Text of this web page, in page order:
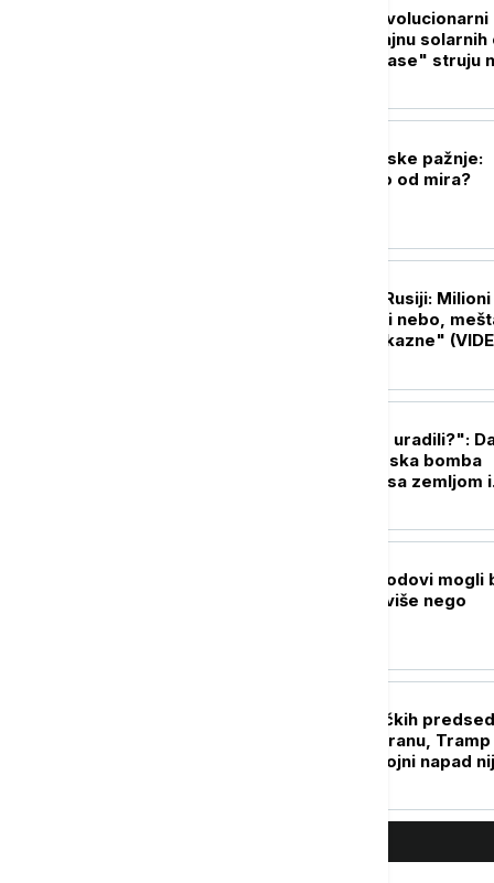
Kosmički ples: Revolucionarni
snimci otkrivaju tajnu solarnih
koje mogu da "ugase" struju
Gaza u senci svetske pažnje:
Koliko smo daleko od mira?
Biblijske scene u Rusiji: Milioni
skakavaca prekrili nebo,
strahu od "božje kazne"
"Bože, šta smo to uradili?":
kada je prva atomska bomba
sravnila Hirošimu sa zemljom i
Trampovi vojni brodovi mogli
koštaju 50 odsto više nego
Generacije američkih
"lomile zube" na Iranu, Tramp
poslednji: Zašto vojni napad